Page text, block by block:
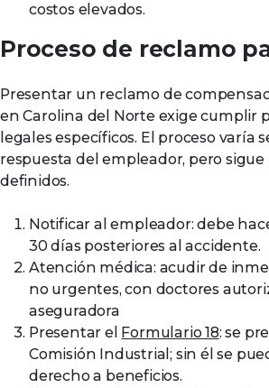
costos elevados.
Proceso de reclamo
Presentar un reclamo de
en Carolina del Norte exige cumplir
legales específicos. El proceso varía
respuesta del empleador, pero
definidos.
Notificar al empleador: debe
30 días posteriores al accidente.
Atención médica: acudir de
no urgentes, con doctores
aseguradora
Presentar el Formulario 18: se
Comisión Industrial; sin él se
derecho a beneficios.